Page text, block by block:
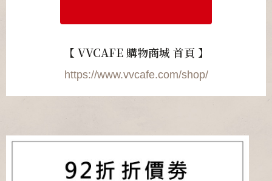
【 VVCAFE 購物商城 首頁 】
https://www.vvcafe.com/shop/